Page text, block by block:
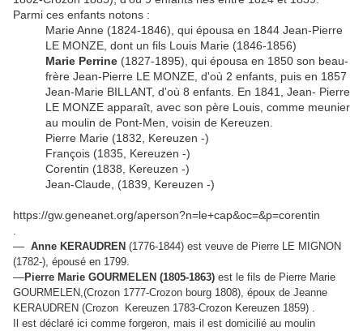
Parmi ces enfants notons :
Marie Anne (1824-1846), qui épousa en 1844 Jean-Pierre
LE MONZE, dont un fils Louis Marie (1846-1856)
Marie Perrine (1827-1895), qui épousa en 1850 son beau-
frère Jean-Pierre LE MONZE, d'où 2 enfants, puis en 1857
Jean-Marie BILLANT, d'où 8 enfants. En 1841, Jean- Pierre
LE MONZE apparaît, avec son père Louis, comme meunier
au moulin de Pont-Men, voisin de Kereuzen.
Pierre Marie (1832, Kereuzen -)
François (1835, Kereuzen -)
Corentin (1838, Kereuzen -)
Jean-Claude, (1839, Kereuzen -)
https://gw.geneanet.org/aperson?n=le+cap&oc=&p=corentin
— Anne KERAUDREN (1776-1844) est veuve de Pierre LE MIGNON
(1782-), épousé en 1799.
—Pierre Marie GOURMELEN (1805-1863) est le fils de Pierre Marie
GOURMELEN,(Crozon 1777-Crozon bourg 1808), époux de Jeanne
KERAUDREN (Crozon Kereuzen 1783-Crozon Kereuzen 1859) .
Il est déclaré ici comme forgeron, mais il est domicilié au moulin